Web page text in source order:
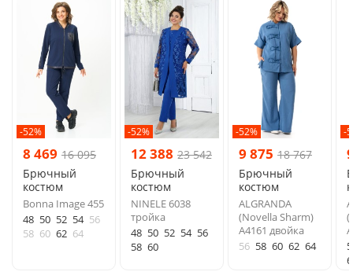
-52%
8 469 16 095
Брючный
костюм
Bonna Image 455
48 50 52 54 56
58 60 62 64
-52%
12 388 23 542
Брючный
костюм
NINELE 6038
тройка
48 50 52 54 56
58 60
-52%
9 875 18 767
Брючный
костюм
ALGRANDA
(Novella Sharm)
A4161 двойка
56 58 60 62 64
-